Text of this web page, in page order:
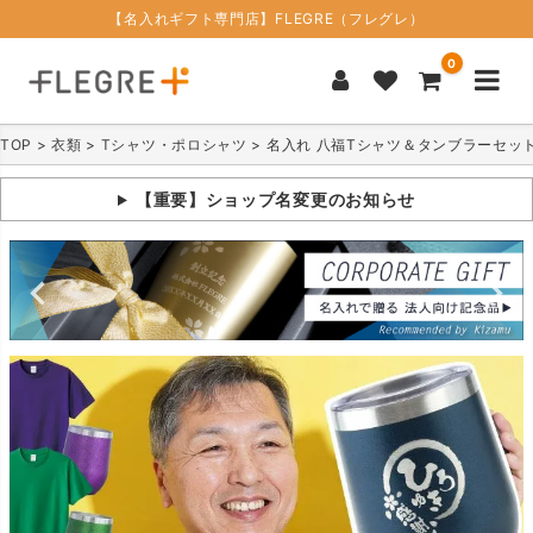
【名入れギフト専門店】FLEGRE（フレグレ）
0
TOP 衣類 Tシャツ・ポロシャツ 名入れ 八福Tシャツ＆タンブラーセッ
【重要】ショップ名変更のお知らせ